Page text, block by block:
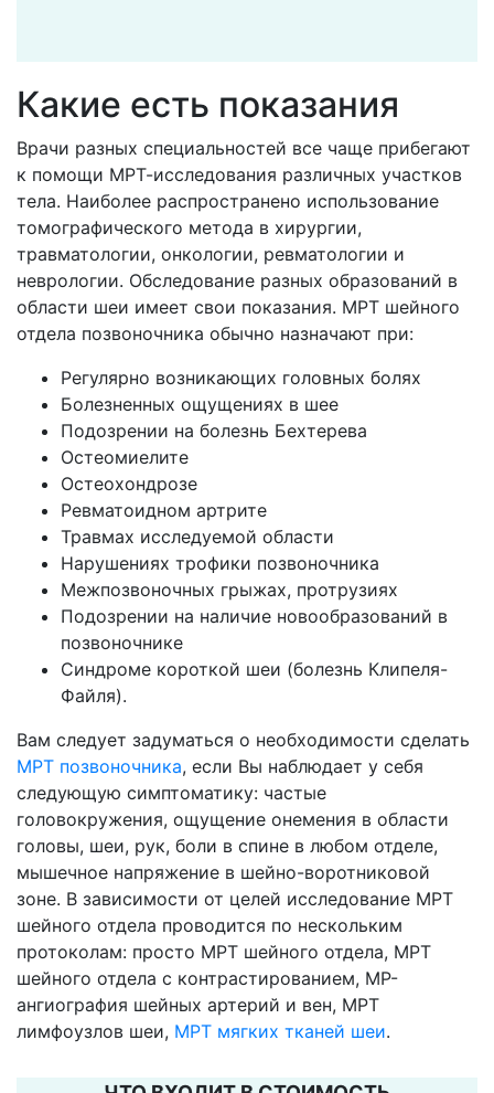
Какие есть показания
Врачи разных специальностей все чаще прибегают
к помощи МРТ-исследования различных участков
тела. Наиболее распространено использование
томографического метода в хирургии,
травматологии, онкологии, ревматологии и
неврологии. Обследование разных образований в
области шеи имеет свои показания. МРТ шейного
отдела позвоночника обычно назначают при:
Регулярно возникающих головных болях
Болезненных ощущениях в шее
Подозрении на болезнь Бехтерева
Остеомиелите
Остеохондрозе
Ревматоидном артрите
Травмах исследуемой области
Нарушениях трофики позвоночника
Межпозвоночных грыжах, протрузиях
Подозрении на наличие новообразований в
позвоночнике
Синдроме короткой шеи (болезнь Клипеля-
Файля).
Вам следует задуматься о необходимости сделать
МРТ позвоночника, если Вы наблюдает у себя
следующую симптоматику: частые
головокружения, ощущение онемения в области
головы, шеи, рук, боли в спине в любом отделе,
мышечное напряжение в шейно-воротниковой
зоне. В зависимости от целей исследование МРТ
шейного отдела проводится по нескольким
протоколам: просто МРТ шейного отдела, МРТ
шейного отдела с контрастированием, МР-
ангиография шейных артерий и вен, МРТ
лимфоузлов шеи, МРТ мягких тканей шеи.